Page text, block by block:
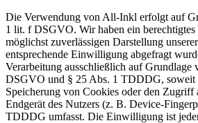
Die Verwendung von All-Inkl erfolgt auf
1 lit. f DSGVO. Wir haben ein berechtigtes
möglichst zuverlässigen Darstellung
entsprechende Einwilligung abgefragt
Verarbeitung ausschließlich auf Grundlage
DSGVO und § 25 Abs. 1 TDDDG,
Speicherung von Cookies oder den
Endgerät des Nutzers (z. B. Device-
TDDDG umfasst. Die Einwilligung ist